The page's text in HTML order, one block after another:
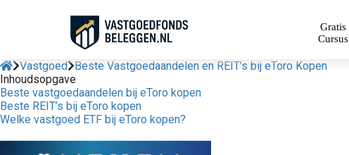
Gratis
Cursus
Vastgoed
Beste Vastgoedaandelen en REIT’s bij eToro Kopen
Inhoudsopgave
Beste vastgoedaandelen bij eToro kopen
Beste REIT’s bij eToro kopen
Welke vastgoed ETF bij eToro kopen?